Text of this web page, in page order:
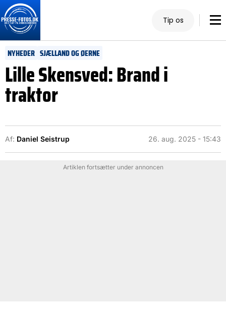
Tip os
NYHEDER SJÆLLAND OG ØERNE
Lille Skensved: Brand i
traktor
Af: Daniel Seistrup 26. aug. 2025 - 15:43
Artiklen fortsætter under annoncen